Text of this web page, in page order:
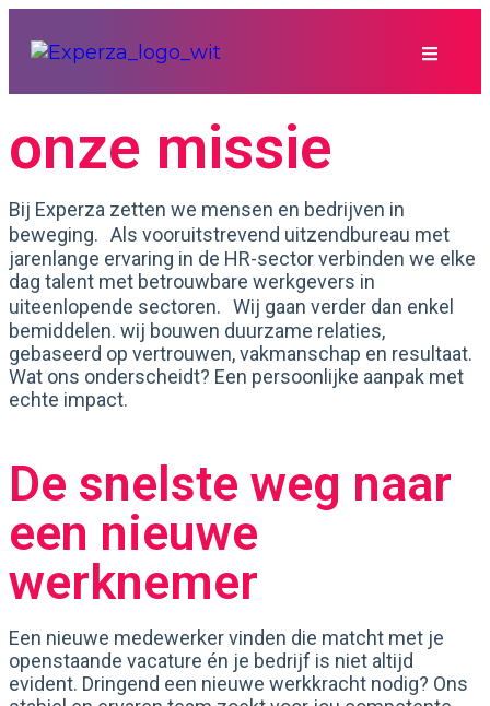
onze missie
Bij Experza zetten we mensen en bedrijven in
beweging. Als vooruitstrevend uitzendbureau met
jarenlange ervaring in de HR-sector verbinden we elke
dag talent met betrouwbare werkgevers in
uiteenlopende sectoren. Wij gaan verder dan enkel
bemiddelen. wij bouwen duurzame relaties,
gebaseerd op vertrouwen, vakmanschap en resultaat.
Wat ons onderscheidt? Een persoonlijke aanpak met
echte impact.
De snelste weg naar
een nieuwe
werknemer
Een nieuwe medewerker vinden die matcht met je
openstaande vacature én je bedrijf is niet altijd
evident. Dringend een nieuwe werkkracht nodig? Ons